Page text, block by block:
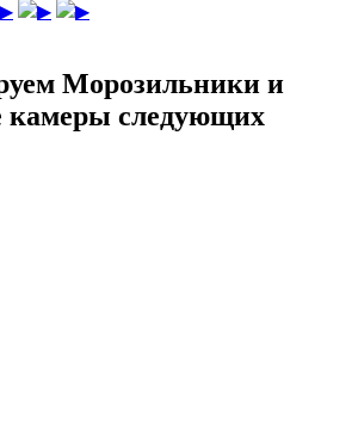
▶ ▶
▶
Морозильники и
камеры следующих